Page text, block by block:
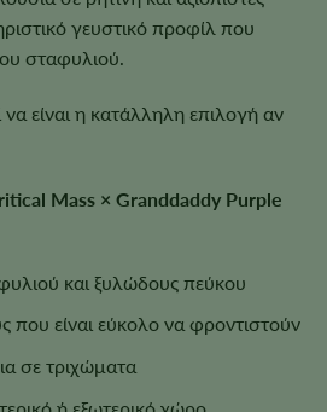
γευστικό προφίλ που
σταφυλιού.
είναι η κατάλληλη επιλογή αν
Mass × Granddaddy Purple
και ξυλώδους πεύκου
είναι εύκολο να φροντιστούν
σε τριχώματα
ή εξωτερικό χώρο